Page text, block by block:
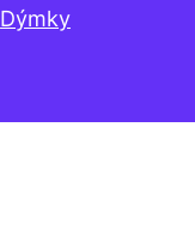
Dýmky